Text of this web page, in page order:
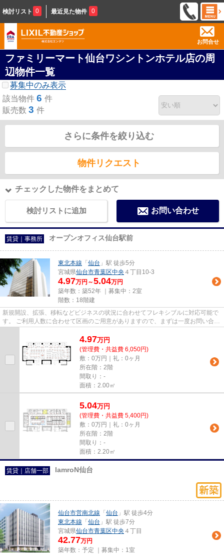
検討リスト 0 最近見た物件 0
お問合せ
ファミリーマート仙台ワシントンホテル店の周
辺物件一覧
募集中のみ表示
該当物件 6 件
販売数 3 件
さらに条件を絞り込む
物件リクエスト
チェックした物件をまとめて
検討リストに追加 お問い合わせ
賃貸｜事務所 オープンオフィス仙台駅前
東北本線 「 仙台 」駅 徒歩5分
宮城県仙台市青葉区中央 ４丁目10-3
4.97万円～5.04万円
築年数：築52年 ｜募集中： 2室
階数：18階建
新規開設、拡張、移転などビジネスの状況に合わせてフレキシブルに対応可能で
す。 ご利用人数に合わせて区画のご用意がありますので、まずは一度お問い合わ
4.97万円
(管理費・共益費 6,050円)
敷：0万円｜礼：0ヶ月
所在階：2階
間取り：-
面積：2.00㎡
5.04万円
(管理費・共益費 5,400円)
敷：0万円｜礼：0ヶ月
所在階：2階
間取り：-
面積：2.20㎡
賃貸｜店舗一部 lamroN仙台
仙台市営南北線 「 仙台 」駅 徒歩4分
東北本線 「 仙台 」駅 徒歩7分
宮城県仙台市青葉区中央 ４丁目
42.77万円
築年数：予定 ｜募集中： 1室